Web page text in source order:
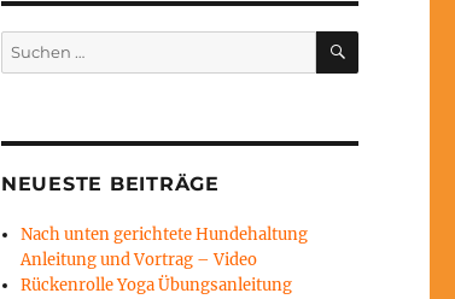
Suchen
nach:
SUCHEN
NEUESTE BEITRÄGE
Nach unten gerichtete Hundehaltung
Anleitung und Vortrag – Video
Rückenrolle Yoga Übungsanleitung